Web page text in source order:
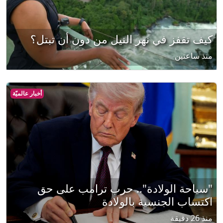
كيف تقفز في نهر النيل من دون أن تبتل؟
منذ ساعتين
أخبار عالميّة
"سياحة الولادة".. حرب ترامب على حق
اكتساب الجنسية بالولادة
منذ 26 دقيقة